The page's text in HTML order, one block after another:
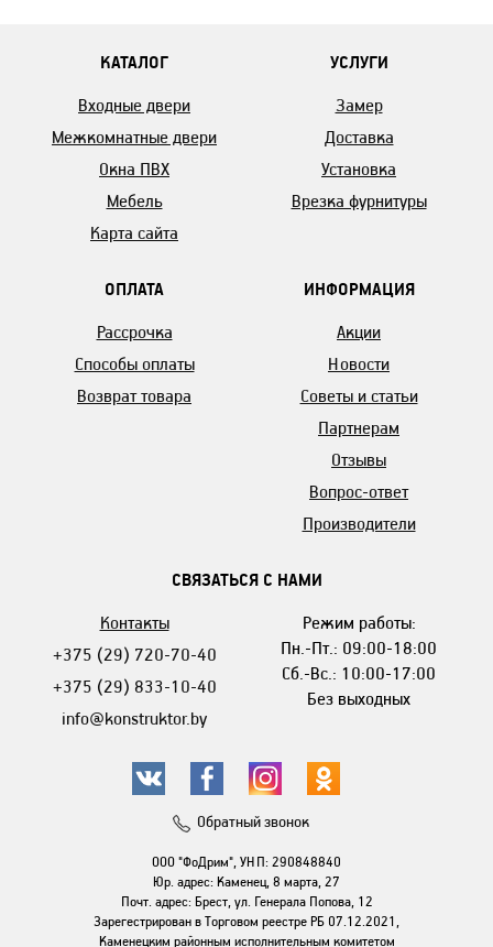
КАТАЛОГ
Входные двери
Межкомнатные двери
Окна ПВХ
Мебель
Карта сайта
УСЛУГИ
Замер
Доставка
Установка
Врезка фурнитуры
ОПЛАТА
Рассрочка
Способы оплаты
Возврат товара
ИНФОРМАЦИЯ
Акции
Новости
Советы и статьи
Партнерам
Отзывы
Вопрос-ответ
Производители
СВЯЗАТЬСЯ С НАМИ
Контакты
+375 (29) 720-70-40
+375 (29) 833-10-40
info@konstruktor.by
Режим работы:
Пн.-Пт.: 09:00-18:00
Сб.-Вс.: 10:00-17:00
Без выходных
Обратный звонок
ООО "ФоДрим", УНП: 290848840
Юр. адрес: Каменец, 8 марта, 27
Почт. адрес: Брест, ул. Генерала Попова, 12
Зарегестрирован в Торговом реестре РБ 07.12.2021,
Каменецким районным исполнительным комитетом